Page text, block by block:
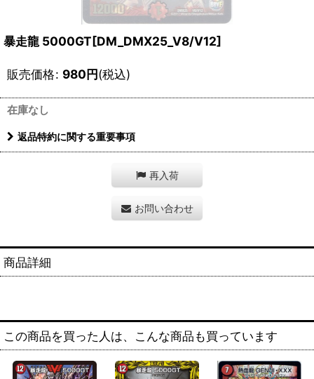
暴走龍 5000GT[DM_DMX25_V8/V12]
販売価格: 980円(税込)
在庫なし
返品特約に関する重要事項
再入荷
お問い合わせ
商品詳細
この商品を買った人は、こんな商品も買っています